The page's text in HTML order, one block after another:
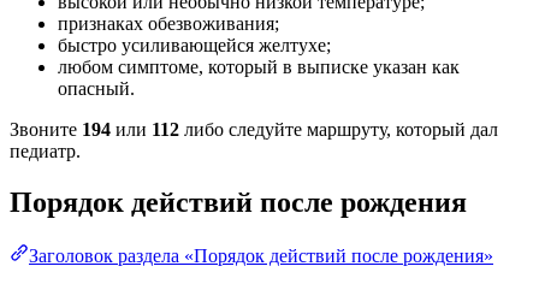
признаках обезвоживания;
быстро усиливающейся желтухе;
любом симптоме, который в выписке указан как
опасный.
Звоните 194 или 112 либо следуйте маршруту, который дал
педиатр.
Порядок действий после рождения
Заголовок раздела «Порядок действий после рождения»